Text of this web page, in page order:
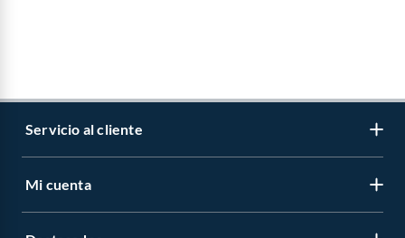
Servicio al cliente
Libro de reclamaciones
Mi cuenta